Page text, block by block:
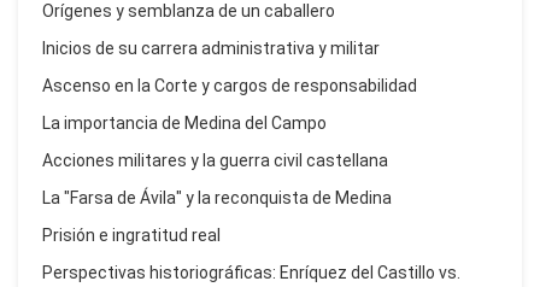
Orígenes y semblanza de un caballero
Inicios de su carrera administrativa y militar
Ascenso en la Corte y cargos de responsabilidad
La importancia de Medina del Campo
Acciones militares y la guerra civil castellana
La "Farsa de Ávila" y la reconquista de Medina
Prisión e ingratitud real
Perspectivas historiográficas: Enríquez del Castillo vs.